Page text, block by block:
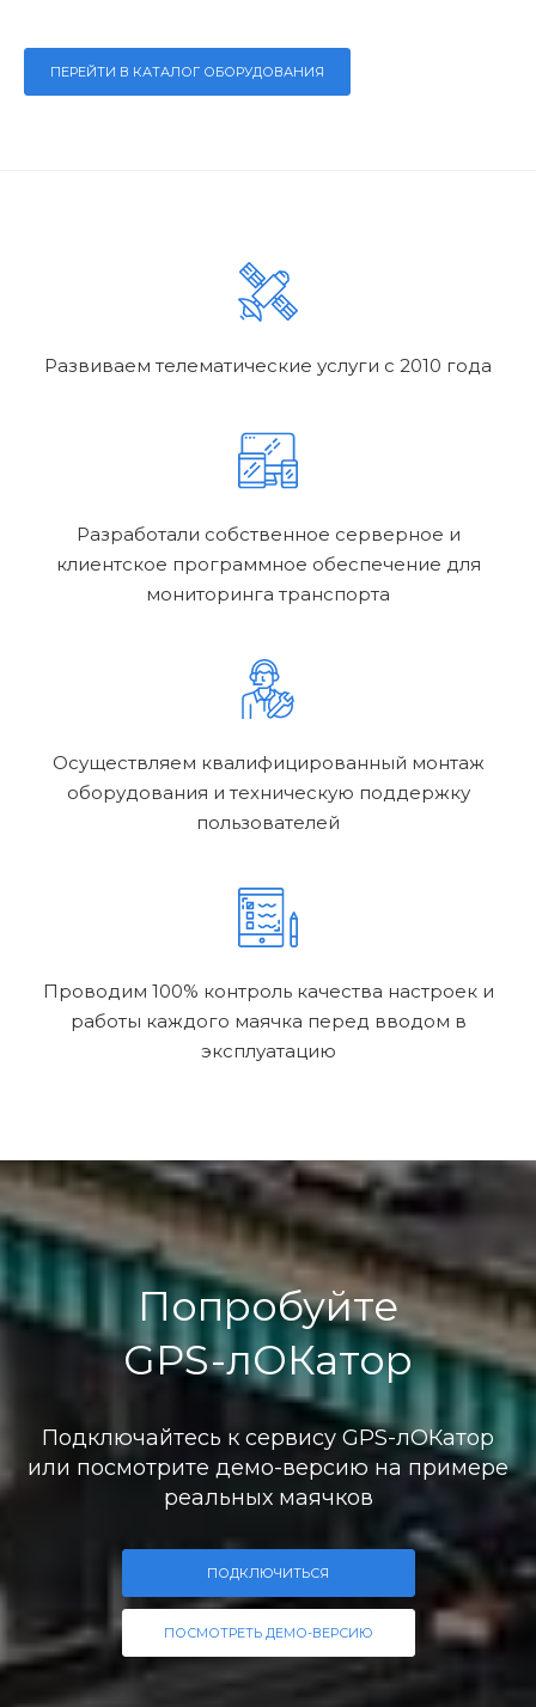
ПЕРЕЙТИ В КАТАЛОГ ОБОРУДОВАНИЯ
Развиваем телематические услуги с 2010 года
Разработали собственное серверное и
клиентское программное обеспечение для
мониторинга транспорта
Осуществляем квалифицированный монтаж
оборудования и техническую поддержку
пользователей
Проводим 100% контроль качества настроек и
работы каждого маячка перед вводом в
эксплуатацию
Попробуйте
GPS-лОКатор
Подключайтесь к сервису GPS-лОКатор
или посмотрите демо-версию на примере
реальных маячков
ПОДКЛЮЧИТЬСЯ
ПОСМОТРЕТЬ ДЕМО-ВЕРСИЮ